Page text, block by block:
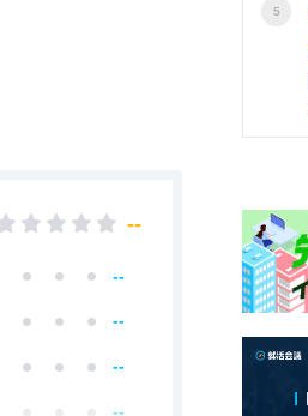
--
--
--
--
--